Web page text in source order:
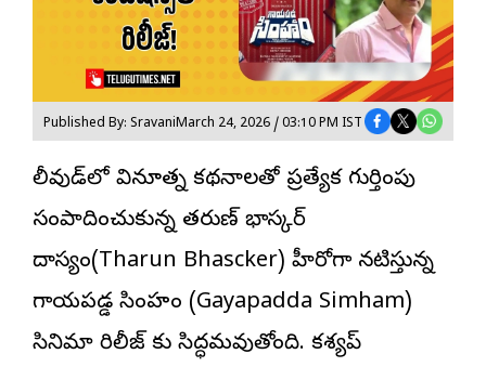
Published By: SravaniMarch 24, 2026 / 03:10 PM IST
టాలీవుడ్‌లో వినూత్న కథనాలతో ప్రత్యేక గుర్తింపు
సంపాదించుకున్న తరుణ్ భాస్కర్
దాస్యం(Tharun Bhascker) హీరోగా నటిస్తున్న
గాయపడ్డ సింహం (Gayapadda Simham)
సినిమా రిలీజ్ కు సిద్ధమవుతోంది. కశ్యప్